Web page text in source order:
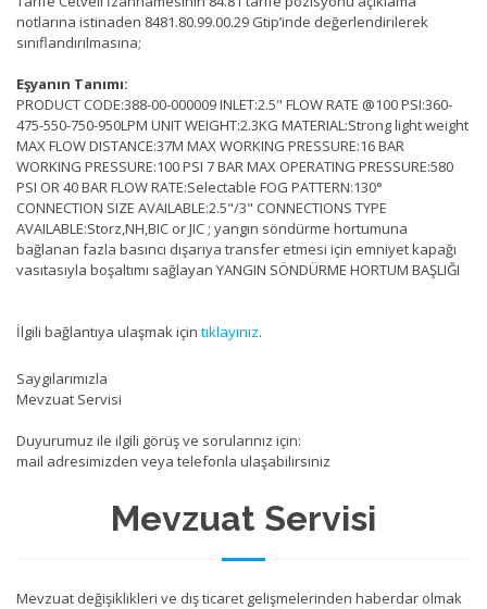
Mevzuat Servisi
Mevzuat değişiklikleri ve dış ticaret gelişmelerinden haberdar olmak
notlarına istinaden 8481.80.99.00.29 Gtip’inde değerlendirilerek
sınıflandırılmasına;
Eşyanın Tanımı:
PRODUCT CODE:388-00-000009 INLET:2.5" FLOW RATE @100 PSI:360-
475-550-750-950LPM UNIT WEIGHT:2.3KG MATERIAL:Strong light weight
MAX FLOW DISTANCE:37M MAX WORKING PRESSURE:16 BAR
WORKING PRESSURE:100 PSI 7 BAR MAX OPERATING PRESSURE:580
PSI OR 40 BAR FLOW RATE:Selectable FOG PATTERN:130°
CONNECTION SIZE AVAILABLE:2.5"/3" CONNECTIONS TYPE
AVAILABLE:Storz,NH,BIC or JIC ; yangın söndürme hortumuna
bağlanan fazla basıncı dışarıya transfer etmesi için emniyet kapağı
vasıtasıyla boşaltımı sağlayan YANGIN SÖNDÜRME HORTUM BAŞLIĞI
İlgili bağlantıya ulaşmak için tıklayınız.
Saygılarımızla
Mevzuat Servisi
Duyurumuz ile ilgili görüş ve sorularınız için:
mail adresimizden veya telefonla ulaşabilirsiniz